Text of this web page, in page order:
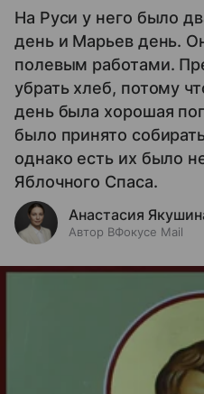
На Руси у него было
день и Марьев день.
полевым работами.
убрать хлеб, потому
день была хорошая
было принято
однако есть их было
Яблочного Спаса.
Анастасия
Автор ВФокусе Mail